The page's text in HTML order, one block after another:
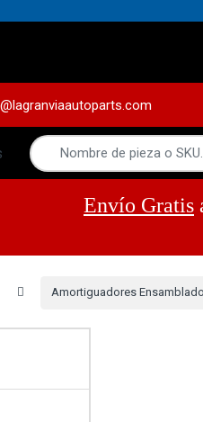
Envío Gratis
Amortiguadores